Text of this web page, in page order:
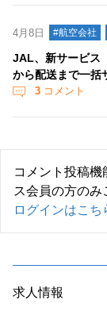
4月8日 #航空会社
JAL、新サービ
から配送まで一括
3 コメント
コメント投稿
ス会員の方のみ
ログインはこち
求人情報